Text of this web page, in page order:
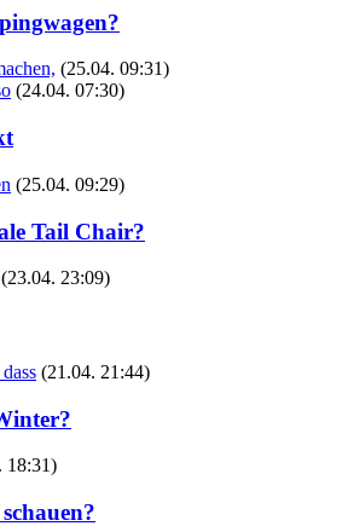
(25.04. 09:31)
(24.04. 07:30)
(25.04. 09:29)
Tail Chair?
(23.04. 23:09)
(21.04. 21:44)
18:31)